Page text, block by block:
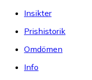
Insikter
Prishistorik
Omdömen
Info